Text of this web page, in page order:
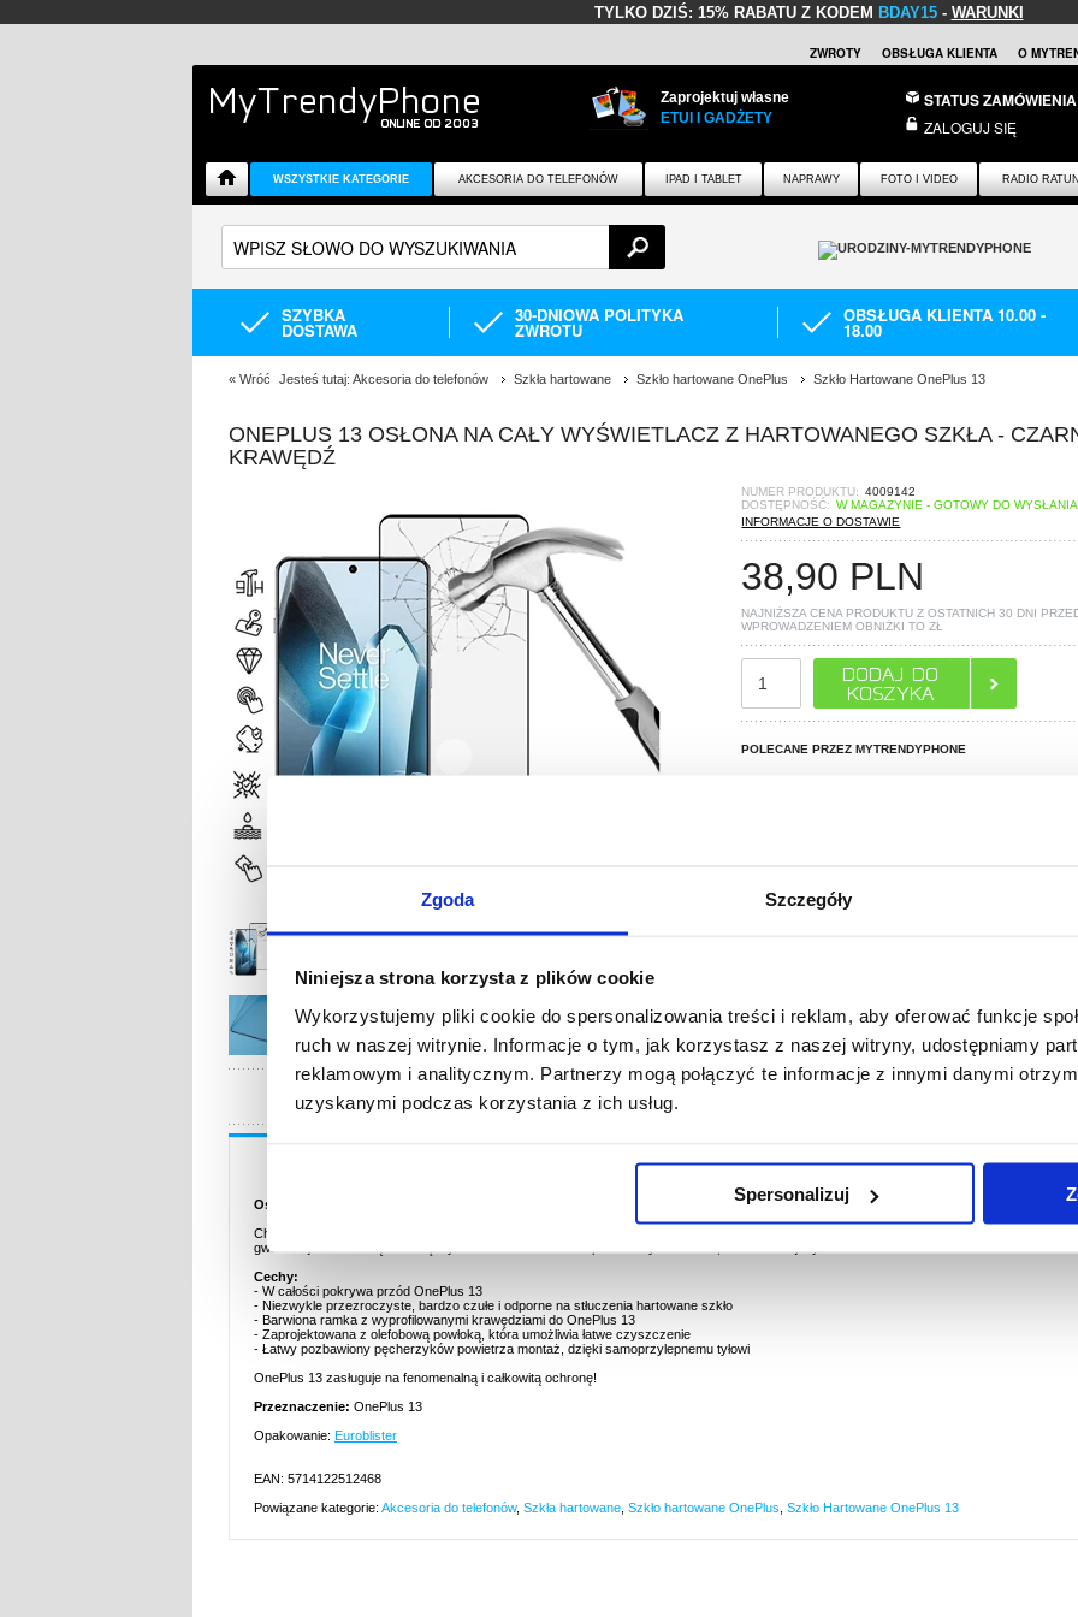
Zgoda Szczegóły
Niniejsza strona korzysta z plików cookie
Wykorzystujemy pliki cookie do spersonalizowania treści i reklam, aby oferować funkcje
ruch w naszej witrynie. Informacje o tym, jak korzystasz z naszej witryny, udostępniamy
reklamowym i analitycznym. Partnerzy mogą połączyć te informacje z innymi danymi
uzyskanymi podczas korzystania z ich usług.
Spersonalizuj
TYLKO DZIŚ: 15% RABATU Z KODEM BDAY15- WARUNKI
ZWROTY OBSŁUGA KLIENTA O
Zaprojektuj własne
ETUI I GADŻETY
STATUS ZAMÓWIENIA
ZALOGUJ SIĘ
WSZYSTKIE KATEGORIE AKCESORIA DO TELEFONÓW IPAD I TABLET NAPRAWY FOTO I VIDEO RADIO
SZYBKA
DOSTAWA
30-DNIOWA POLITYKA
ZWROTU
OBSŁUGA KLIENTA 10.00 -
18.00
« Wróć Jesteś tutaj: Akcesoria do telefonów Szkła hartowane Szkło hartowane OnePlus Szkło Hartowane OnePlus 13
ONEPLUS 13 OSŁONA NA CAŁY WYŚWIETLACZ Z HARTOWANEGO SZKŁA -
KRAWĘDŹ
NUMER PRODUKTU: 4009142
DOSTĘPNOŚĆ: W MAGAZYNIE - GOTOWY DO WYSŁANIA
INFORMACJE O DOSTAWIE
38,90 PLN
NAJNIŻSZA CENA PRODUKTU Z OSTATNICH 30 DNI
WPROWADZENIEM OBNIŻKI TOZŁ
POLECANE PRZEZ MYTRENDYPHONE
PYTANIA? LIVE CHAT
Osłona na Cały Wyświetlacz z Hartowanego Szkła do OnePlus 13
Chroń cały przód OnePlus 13 z tym pokrywającym cały ekran hartowanym szkłem z barwioną ramką. Ta osłona z hartowanego szkła
gwarantuje skuteczną ochronę wyświetlacza OnePlus 13 przed zarysowaniami, brudem i lżejszymi uderzeniami.
Cechy:
- W całości pokrywa przód OnePlus 13
- Niezwykle przezroczyste, bardzo czułe i odporne na stłuczenia hartowane szkło
- Barwiona ramka z wyprofilowanymi krawędziami do OnePlus 13
- Zaprojektowana z olefobową powłoką, która umożliwia łatwe czyszczenie
- Łatwy pozbawiony pęcherzyków powietrza montaż, dzięki samoprzylepnemu tyłowi
OnePlus 13 zasługuje na fenomenalną i całkowitą ochronę!
Przeznaczenie: OnePlus 13
Opakowanie: Euroblister
EAN: 5714122512468
Powiązane kategorie: Akcesoria do telefonów, Szkła hartowane Szkło hartowane OnePlus Szkło Hartowane OnePlus 13